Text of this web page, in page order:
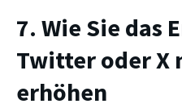
7. Wie Sie das
Twitter oder X
erhöhen